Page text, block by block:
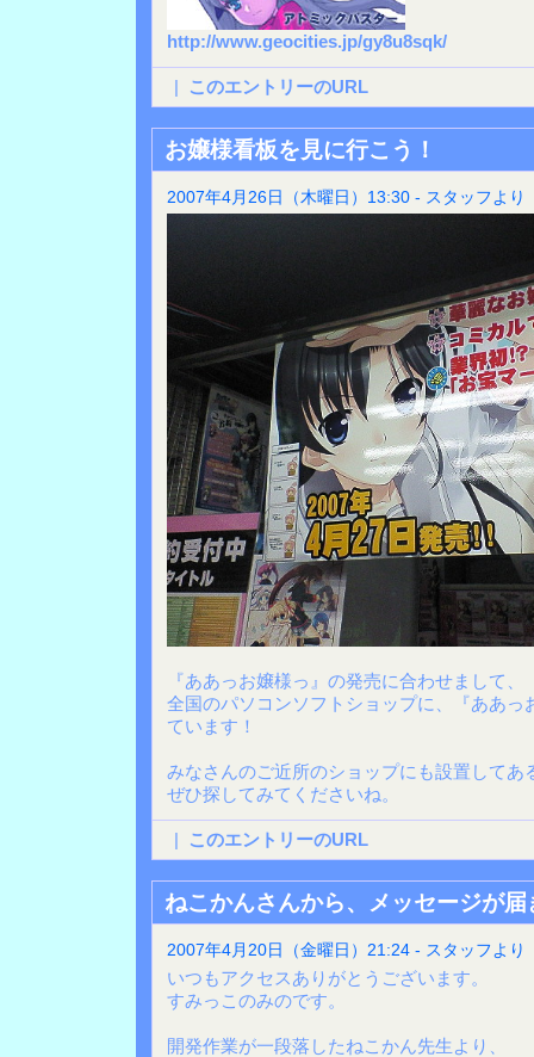
http://www.geocities.jp/gy8u8sqk/
| このエントリーのURL
お嬢様看板を見に行こう！
2007年4月26日（木曜日）13:30 - スタッフより
『ああっお嬢様っ』の発売に合わせまして、
全国のパソコンソフトショップに、『ああっ
ています！
みなさんのご近所のショップにも設置してあ
ぜひ探してみてくださいね。
| このエントリーのURL
ねこかんさんから、メッセージが届
2007年4月20日（金曜日）21:24 - スタッフより
いつもアクセスありがとうございます。
すみっこのみのです。
開発作業が一段落したねこかん先生より、